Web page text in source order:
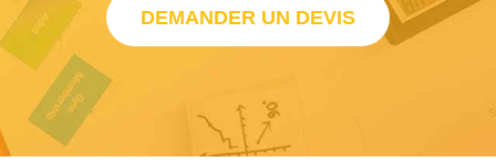
DEMANDER UN DEVIS